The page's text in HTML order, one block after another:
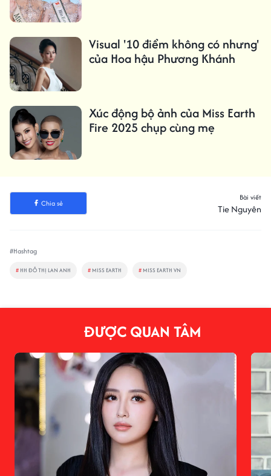
Visual '10 điểm không có nhưng'
của Hoa hậu Phương Khánh
Xúc động bộ ảnh của Miss Earth
Fire 2025 chụp cùng mẹ
Chia sẻ
Bài viết
Tie Nguyên
#Hashtag
# HH ĐỖ THỊ LAN ANH # MISS EARTH # MISS EARTH VN
ĐƯỢC QUAN TÂM